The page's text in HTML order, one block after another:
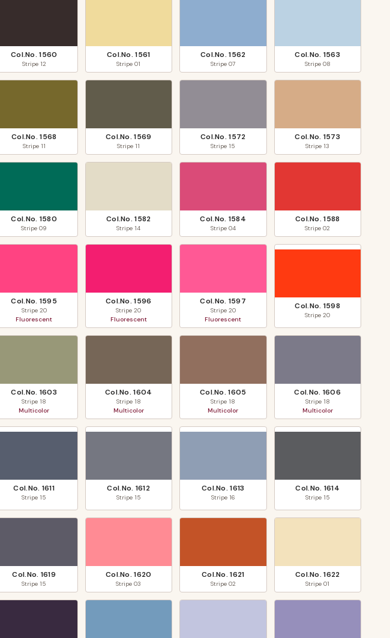
Col.No.1560
Stripe 12
Col.No.1561
Stripe01
Col.No.1562
Stripe07
Col.No. 1563
Stripe 08
Col.No.1568
Stripe 11
Col.No.1569
Stripe 11
Col.No.1572
Stripe 15
Col.No. 1573
Stripe 13
Col.No. 1580
Stripe09
Col.No.1582
Stripe 14
Col.No. 1584
Stripe 04
Col.No.1588
Stripe02
Col.No. 1595
Stripe 20
Fluorescent
Col.No.1596
Stripe20
Fluorescent
Col.No. 1597
Stripe 20
Fluorescent
Col.No. 1598
Stripe20
Col.No. 1603
Stripe 18
Multicolor
Col.No.1604
Stripe 18
Multicolor
Col.No.1605
Stripe 18
Multicolor
Col.No. 1606
Stripe 18
Multicolor
Col.No. 1611
Stripe 15
Col.No. 1612
Stripe 15
Col.No.1613
Stripe 16
Col.No. 1614
Stripe 15
Col.No. 1619
Stripe 15
Col.No.1620
Stripe03
Col.No.1621
Stripe 02
Col.No.1622
Stripe01